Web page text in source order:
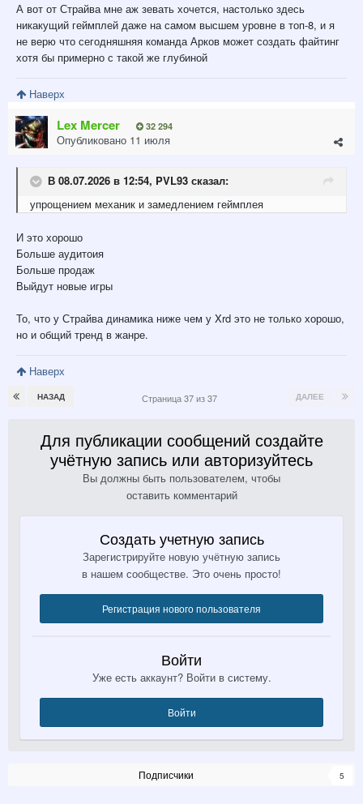
А вот от Страйва мне аж зевать хочется, настолько здесь
никакущий геймплей даже на самом высшем уровне в топ-8, и я
не верю что сегодняшняя команда Арков может создать файтинг
хотя бы примерно с такой же глубиной
Наверх
Lex Mercer 32 294
Опубликовано 11 июля
В 08.07.2026 в 12:54, PVL93 сказал:
упрощением механик и замедлением геймплея
И это хорошо
Больше аудитоия
Больше продаж
Выйдут новые игры
То, что у Страйва динамика ниже чем у Xrd это не только хорошо,
но и общий тренд в жанре.
Наверх
НАЗАД ДАЛЕЕ
Страница 37 из 37
Для публикации сообщений создайте
учётную запись или авторизуйтесь
Вы должны быть пользователем, чтобы
оставить комментарий
Создать учетную запись
Зарегистрируйте новую учётную запись
в нашем сообществе. Это очень просто!
Регистрация нового пользователя
Войти
Уже есть аккаунт? Войти в систему.
Войти
Подписчики 5